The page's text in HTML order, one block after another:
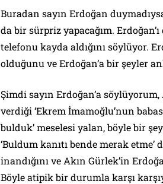
Buradan sayın Erdoğan
da bir sürpriz yapacağım.
telefonu kayda aldığını söylüyor.
olduğunu ve Erdoğan’a bir şeyler
Şimdi sayın Erdoğan’a
verdiği ‘Ekrem İmamoğlu’nun
bulduk’ meselesi yalan, böyle bir
‘Buldum kanıtı bende merak etme’
inandığını ve Akın Gürlek’in
Böyle atipik bir durumla karşı